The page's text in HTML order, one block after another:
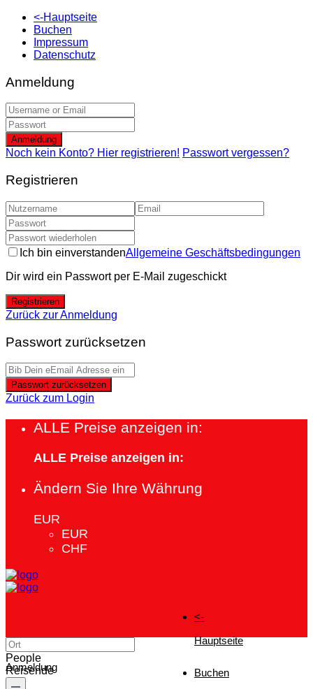
<-Hauptseite
Buchen
Impressum
Datenschutz
Anmeldung
Anmeldung
Noch kein Konto? Hier registrieren! Passwort vergessen?
Registrieren
Ich bin einverstandenAllgemeine Geschäftsbedingungen
Dir wird ein Passwort per E-Mail zugeschickt
Registrieren
Zurück zur Anmeldung
Passwort zurücksetzen
Passwort zurücksetzen
Zurück zum Login
ALLE Preise anzeigen in:
ALLE Preise anzeigen in:
Ändern Sie Ihre Währung
EUR
EUR
CHF
<-
Hauptseite
Buchen
Anmeldung
People
Reisende